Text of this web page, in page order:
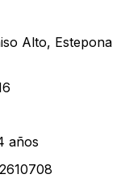
Alto, Estepona
años